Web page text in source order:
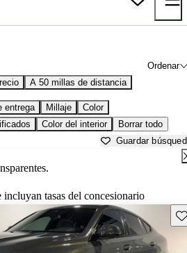
Ordenar
A 50 millas de distancia
entrega Millaje
Color
Color del interior Borrar todo
Guardar
tasas del concesionario